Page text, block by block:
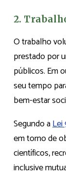
2.
O trabalho
prestado por
públicos. Em
seu tempo
bem-estar
Segundo aLei
em torno de
científicos,
inclusive